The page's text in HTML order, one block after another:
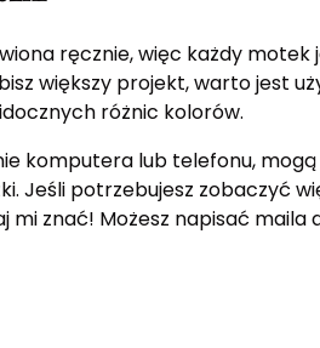
ręcznie, więc każdy
większy projekt, warto jest
różnic kolorów.
komputera lub telefonu,
Jeśli potrzebujesz zobaczyć
znać! Możesz napisać maila